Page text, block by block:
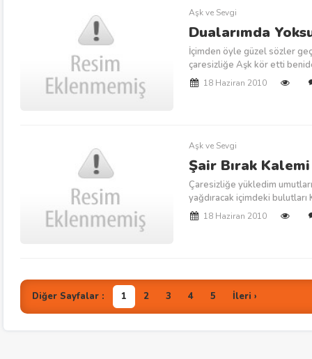
Aşk ve Sevgi
Dualarımda
İçimden öyle güzel sözler
çaresizliğe Aşk kör etti
18 Haziran 2010
Aşk ve Sevgi
Şair Bırak Kalemi
Çaresizliğe yükledim
yağdıracak içimdeki bulutları
18 Haziran 2010
Diğer Sayfalar : 1 2 3 4 5 İleri ›